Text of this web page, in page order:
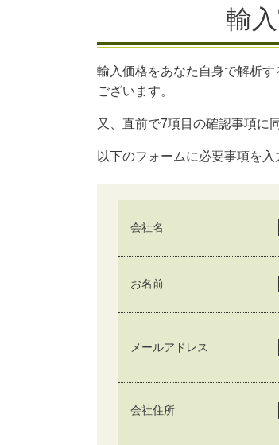
輸
輸入価格をあなた自身で解析
ございます。
又、直前で7項目の確認事項に
以下のフォームに必要事項を
会社名
お名前
メールアドレス
会社住所